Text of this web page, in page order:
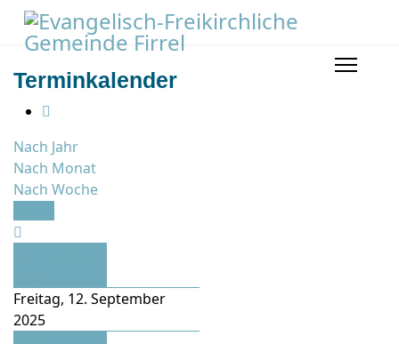
Terminkalender
Nach Jahr
Nach Monat
Nach Woche
Freitag, 12. September
2025